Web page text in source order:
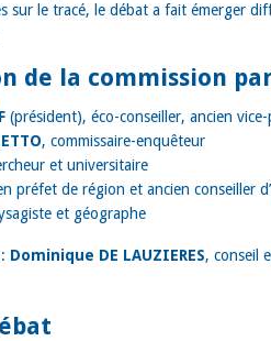
sur le tracé, le débat a fait émerger
de la commission
(président), éco-conseiller, ancien
, commissaire-enquêteur
et universitaire
préfet de région et ancien conseiller
et géographe
Dominique DE LAUZIERES, conseil